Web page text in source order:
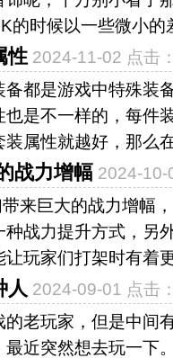
的时候以一些微小的
性 2024-11-02 点击
都是游戏中特殊装
是不一样的，每件
属性就越好，那么
战力增幅 2024-10-
来巨大的战力增幅
战力提升方式，另
玩家们打架时有着
人 2024-09-01 点击
老玩家，但是中间
近突然想去玩一下